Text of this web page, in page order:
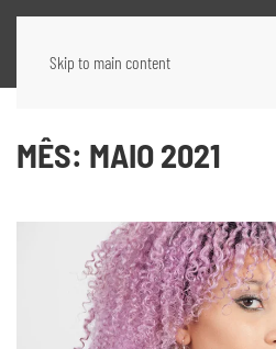
Skip to main content
MÊS: MAIO 2021